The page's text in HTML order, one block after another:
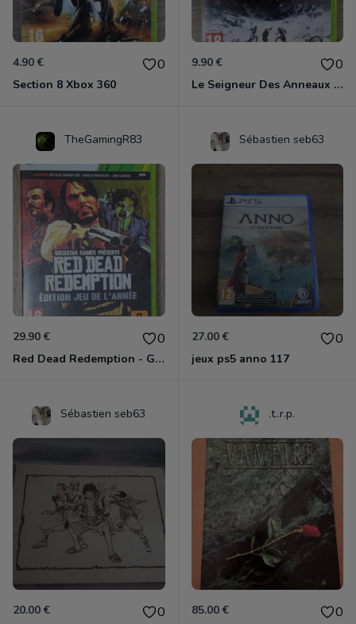
4.90 € 0
Section 8 Xbox 360
9.90 € 0
Le Seigneur Des Anneaux - La Guerre Du Nord Xbox 360
TheGamingR83
29.90 € 0
Red Dead Redemption - Game Of The Year Xbox 360
Sébastien seb63
27.00 € 0
jeux ps5 anno 117
Sébastien seb63
20.00 € 0
.t..r.p.
85.00 € 0